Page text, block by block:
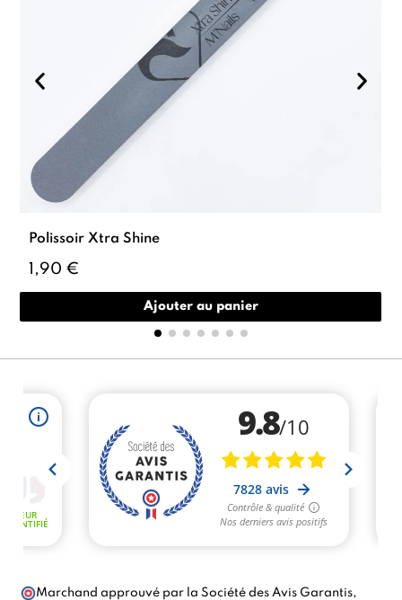
Polissoir Xtra Shine
1,90 €
Ajouter au panier
Marchand approuvé par la Société des Avis Garantis,